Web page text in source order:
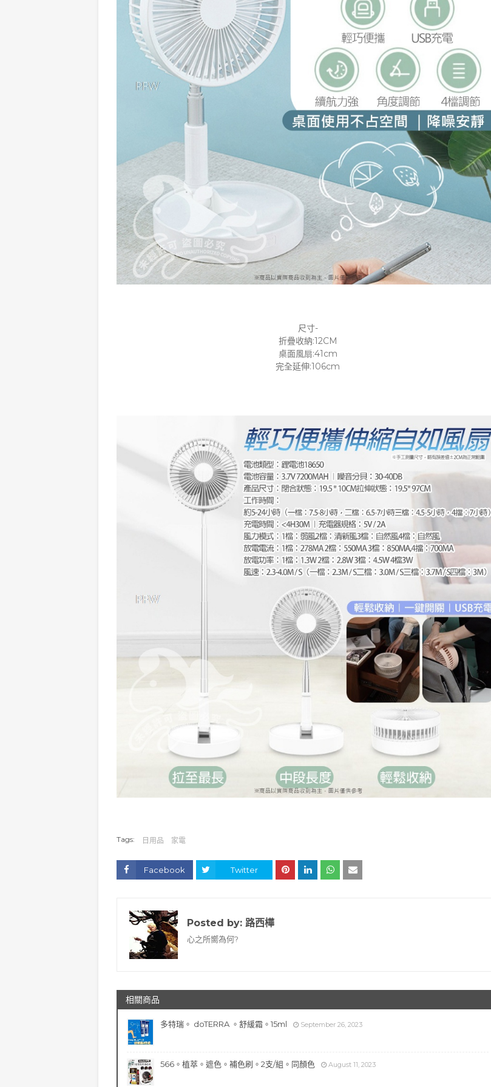
尺寸-
折疊收納:12CM
桌面風扇:41cm
完全延伸:106cm
Tags: 日用品 家電
Facebook Twitter
Posted by: 路西樺
心之所嚮為何?
相關商品
多特瑞。 doTERRA 。舒緩霜。15ml September 26, 2023
566。植萃。遮色。補色刷。2支/組。同顏色 August 11, 2023